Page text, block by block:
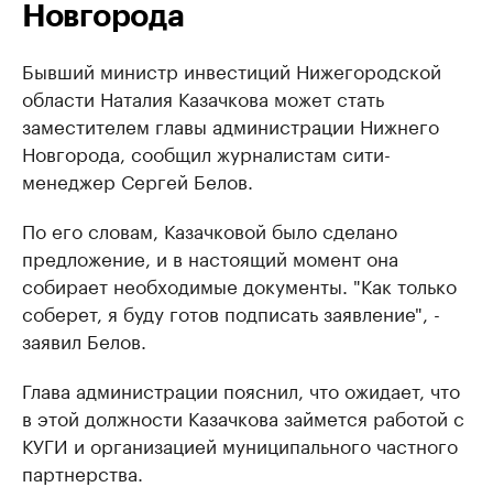
Новгорода
Бывший министр инвестиций Нижегородской
области Наталия Казачкова может стать
заместителем главы администрации Нижнего
Новгорода, сообщил журналистам сити-
менеджер Сергей Белов.
По его словам, Казачковой было сделано
предложение, и в настоящий момент она
собирает необходимые документы. "Как только
соберет, я буду готов подписать заявление", -
заявил Белов.
Глава администрации пояснил, что ожидает, что
в этой должности Казачкова займется работой с
КУГИ и организацией муниципального частного
партнерства.